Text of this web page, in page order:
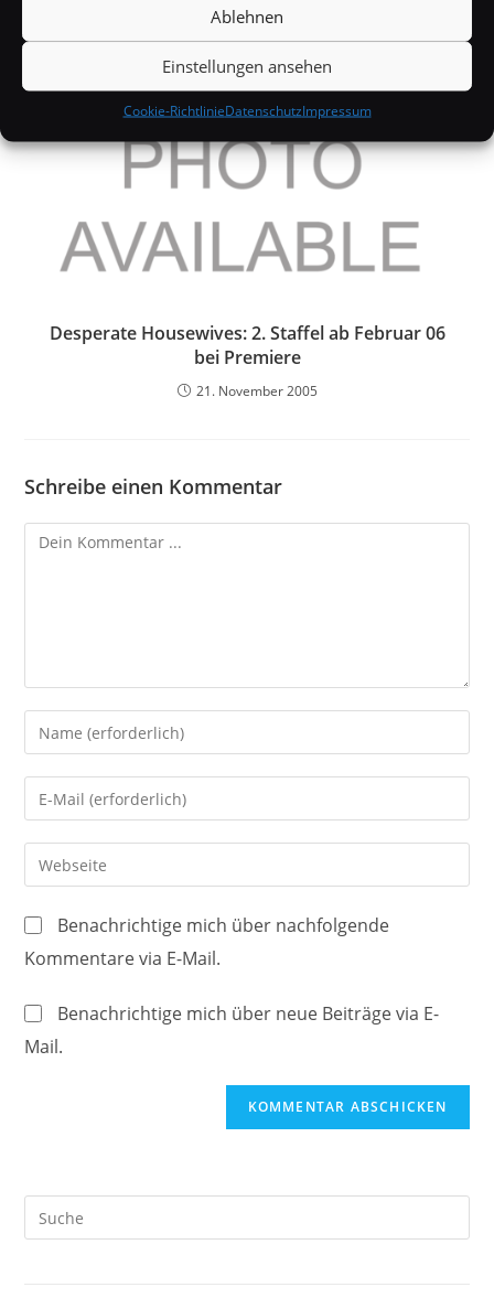
Ablehnen
Einstellungen ansehen
Cookie-RichtlinieDatenschutzImpressum
Desperate Housewives: 2. Staffel ab Februar 06
bei Premiere
21. November 2005
Schreibe einen Kommentar
Kommentieren
Gib
deinen
Namen
oder
Benutzernamen
zum
ein
Gib
deine
E-
Mail-
zum
Kommentieren
Gib
deine
Website-
URL
ein
Benachrichtige mich über nachfolgende
Kommentare via E-Mail.
Benachrichtige mich über neue Beiträge via E-
Mail.